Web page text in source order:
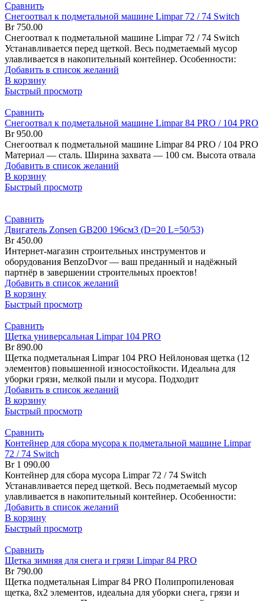
Сравнить
Снегоотвал к подметальной машине Limpar 72 / 74 Switch
Br750.00
Снегоотвал к подметальной машине Limpar 72 / 74 Switch
Устанавливается перед щеткой. Весь подметаемый мусор
улавливается в накопительный контейнер. Особенности:
Добавить в список желаний
В корзину
Быстрый просмотр
Сравнить
Снегоотвал к подметальной машине Limpar 84 PRO / 104 PRO
Br950.00
Снегоотвал к подметальной машине Limpar 84 PRO / 104 PRO
Материал — сталь. Ширина захвата — 100 см. Высота отвала
Добавить в список желаний
В корзину
Быстрый просмотр
Сравнить
Двигатель Zonsen GB200 196см3 (D=20 L=50/53)
Br450.00
Интернет-магазин строительных инструментов и
оборудования BenzoDvor — ваш преданный и надёжный
партнёр в завершении строительных проектов!
Добавить в список желаний
В корзину
Быстрый просмотр
Сравнить
Щетка универсальная Limpar 104 PRO
Br890.00
Щетка подметальная Limpar 104 PRO Нейлоновая щетка (12
элементов) повышенной износостойкости. Идеальна для
уборки грязи, мелкой пыли и мусора. Подходит
Добавить в список желаний
В корзину
Быстрый просмотр
Сравнить
Контейнер для сбора мусора к подметальной машине Limpar
72 / 74 Switch
Br1 090.00
Контейнер для сбора мусора Limpar 72 / 74 Switch
Устанавливается перед щеткой. Весь подметаемый мусор
улавливается в накопительный контейнер. Особенности:
Добавить в список желаний
В корзину
Быстрый просмотр
Сравнить
Щетка зимняя для снега и грязи Limpar 84 PRO
Br790.00
Щетка подметальная Limpar 84 PRO Полипропиленовая
щетка, 8х2 элементов, идеальна для уборки снега, грязи и